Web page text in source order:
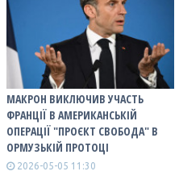
МАКРОН ВИКЛЮЧИВ УЧАСТЬ
ФРАНЦІЇ В АМЕРИКАНСЬКІЙ
ОПЕРАЦІЇ "ПРОЄКТ СВОБОДА" В
ОРМУЗЬКІЙ ПРОТОЦІ
2026-05-05 11:30